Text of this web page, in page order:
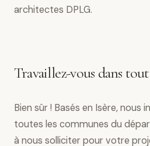
architectes DPLG.
Travaillez-vous dans
Bien sûr ! Basés en Isère, nous
toutes les communes du
à nous solliciter pour votre